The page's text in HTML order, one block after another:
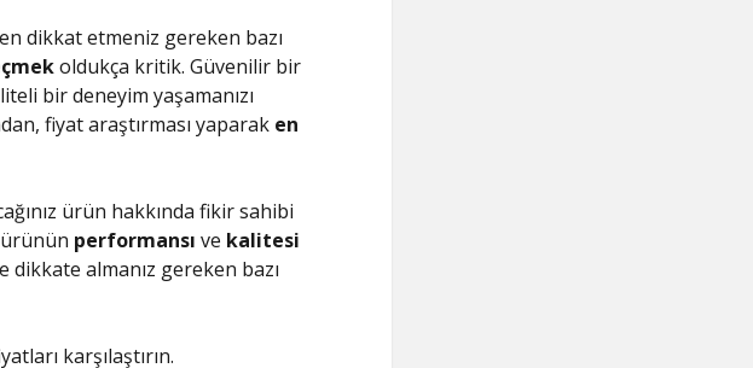
dikkat etmeniz gereken bazı
oldukça kritik. Güvenilir bir
bir deneyim yaşamanızı
fiyat araştırması yaparak en
ürün hakkında fikir sahibi
ürünün performansı ve kalitesi
almanız gereken bazı
karşılaştırın.